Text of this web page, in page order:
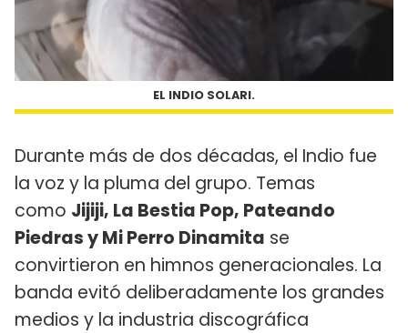
EL INDIO SOLARI.
Durante más de dos décadas, el Indio fue
la voz y la pluma del grupo. Temas
como Jijiji, La Bestia Pop, Pateando
Piedras y Mi Perro Dinamita se
convirtieron en himnos generacionales. La
banda evitó deliberadamente los grandes
medios y la industria discográfica